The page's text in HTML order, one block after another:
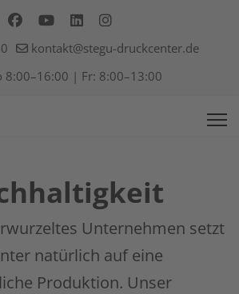
kontakt@stegu-druckcenter.de
8:00–16:00 | Fr: 8:00–13:00
Unternehmen setzt
natürlich auf eine
Produktion. Unser